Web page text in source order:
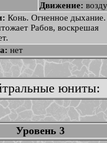
Движение:
Конь. Огненное дыхание.
Рабов, воскрешая
нет
юниты:
Уровень 3